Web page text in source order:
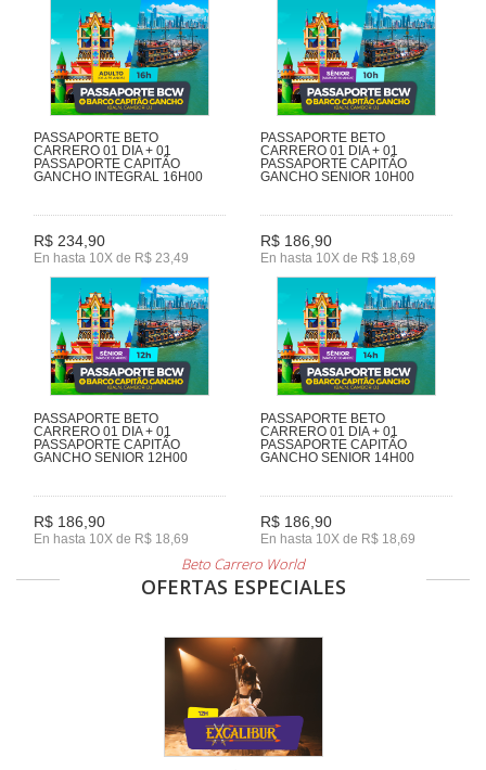
PASSAPORTE BETO
CARRERO 01 DIA + 01
PASSAPORTE CAPITÃO
GANCHO INTEGRAL 16H00
R$ 234,90
En hasta 10X de R$ 23,49
PASSAPORTE BETO
CARRERO 01 DIA + 01
PASSAPORTE CAPITÃO
GANCHO SENIOR 10H00
R$ 186,90
En hasta 10X de R$ 18,69
PASSAPORTE BETO
CARRERO 01 DIA + 01
PASSAPORTE CAPITÃO
GANCHO SENIOR 12H00
R$ 186,90
En hasta 10X de R$ 18,69
PASSAPORTE BETO
CARRERO 01 DIA + 01
PASSAPORTE CAPITÃO
GANCHO SENIOR 14H00
R$ 186,90
En hasta 10X de R$ 18,69
Beto Carrero World
OFERTAS ESPECIALES